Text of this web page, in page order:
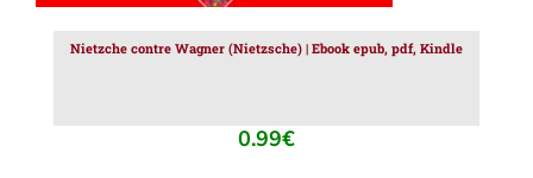
Nietzche contre Wagner (Nietzsche) | Ebook epub, pdf, Kindle
0.99€